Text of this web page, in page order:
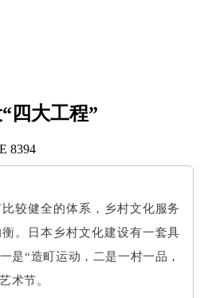
四大工程”
8394
较健全的体系，乡村文化服务
。日本乡村文化建设有一套具
是“造町运动，二是一村一品，
术节。